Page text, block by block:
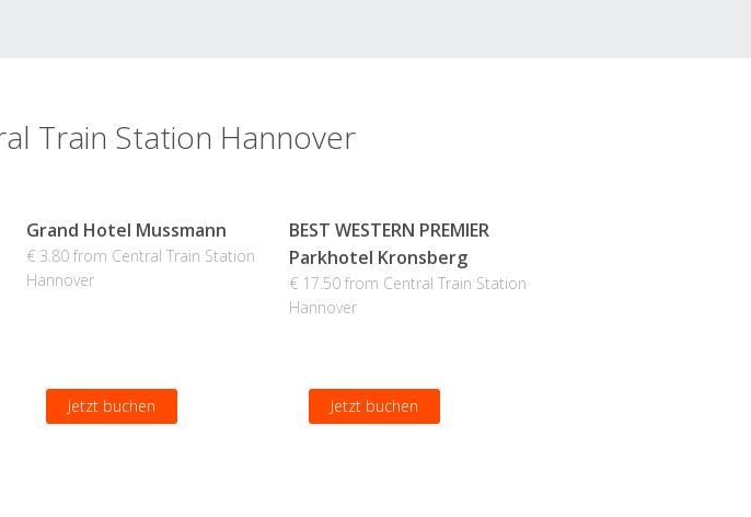
Train Station Hannover
Grand Hotel Mussmann
€ 3.80 from Central Train Station
Hannover
Jetzt buchen
BEST WESTERN PREMIER
Parkhotel Kronsberg
€ 17.50 from Central Train Station
Hannover
Jetzt buchen